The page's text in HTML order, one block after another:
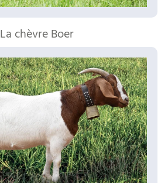
La chèvre Boer